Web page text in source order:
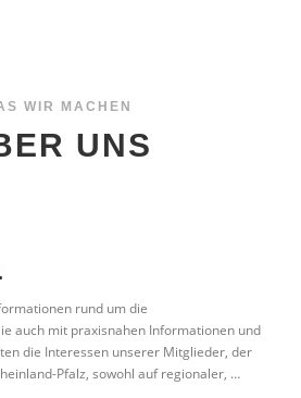
WIR MACHEN
UNS
rund um die
auch mit praxisnahen Informationen und
die Interessen unserer Mitglieder, der
Pfalz, sowohl auf regionaler, …